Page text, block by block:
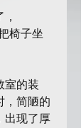
椅子坐
室的装
，简陋的
出现了厚